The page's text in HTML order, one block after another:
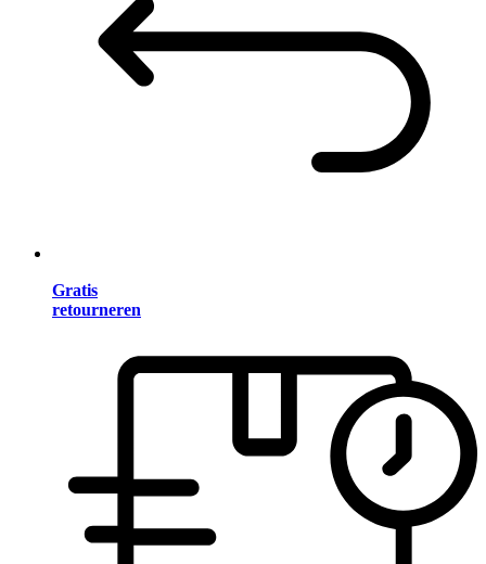
Gratis
retourneren